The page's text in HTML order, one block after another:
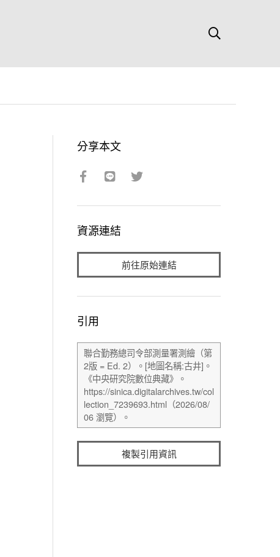
分享本文
資源連結
前往原始連結
引用
複製引用資訊